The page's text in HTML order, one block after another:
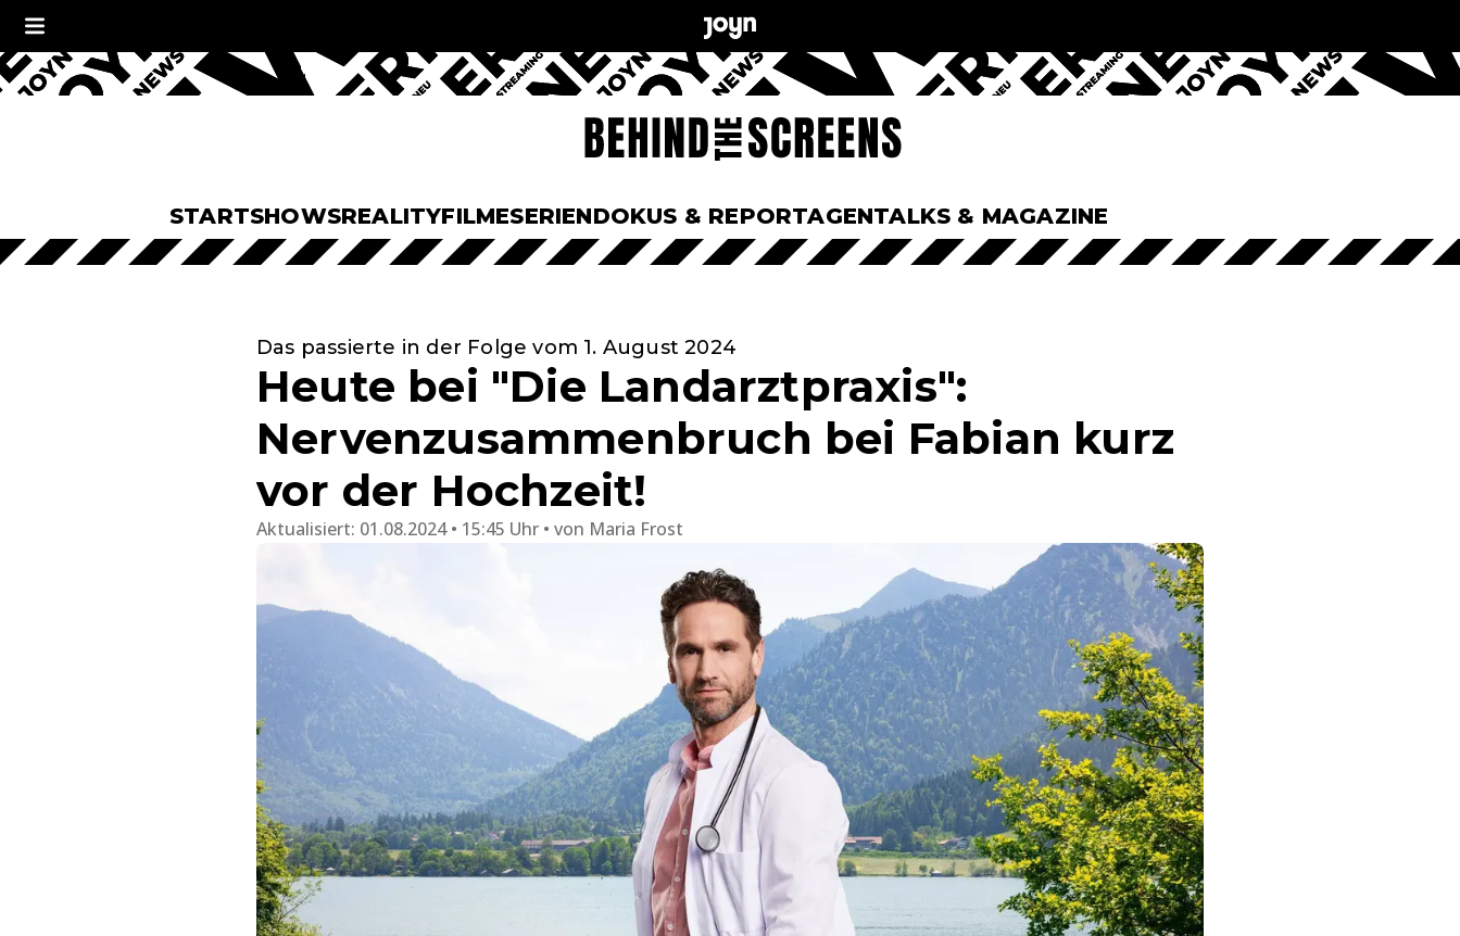
STARTSHOWSREALITYFILMESERIENDOKUS & REPORTAGENTALKS & MAGAZINE
Das passierte in der Folge vom 1. August 2024
Heute bei "Die Landarztpraxis":
Nervenzusammenbruch bei Fabian kurz
vor der Hochzeit!
Aktualisiert: 01.08.2024 • 15:45 Uhr von Maria Frost